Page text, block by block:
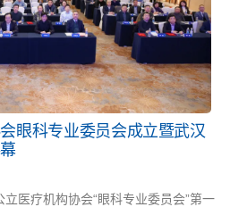
眼科专业委员会成立暨武汉
医疗机构协会“眼科专业委员会”第一